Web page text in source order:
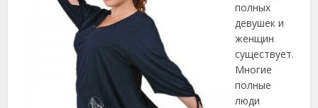
полных
девушек и
женщин
существует.
Многие
полные
люди